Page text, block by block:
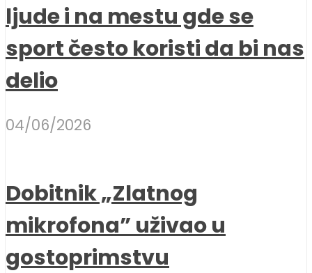
ljude i na mestu gde se
sport često koristi da bi nas
delio
04/06/2026
Dobitnik „Zlatnog
mikrofona” uživao u
gostoprimstvu